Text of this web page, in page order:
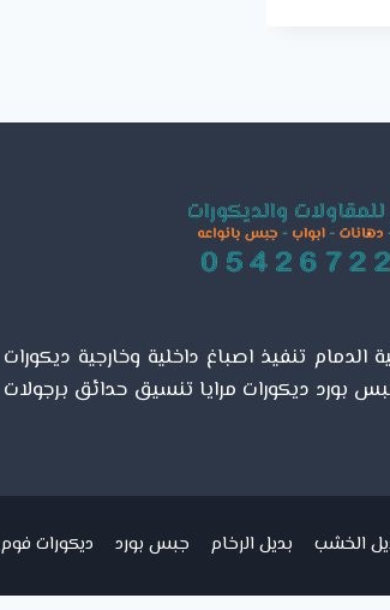
تنفيذ اصباغ داخلية وخارجية ديكورات
بورد ديكورات مرايا تنسيق حدائق برجولات
الخشب بديل الرخام جبس بورد ديكورات فوم